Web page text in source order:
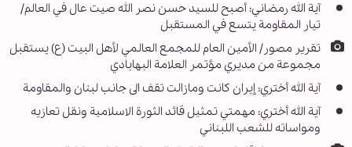
آية الله رمضاني: أصبح للسيد حسن نصر الله صيت عال في العالم/
تيار المقاومة يتسع في المستقبل
تقرير مصور/ الأمين العام للمجمع العالمي لأهل البيت (ع) يستقبل
مجموعة من مديري مؤتمر العلامة البهابادي
آية الله أختري: إيران كانت ومازالت تقف الى جانب لبنان والمقاومة
آية الله أختري: مهمتي تمثيل قائد الثورة الاسلامية ونقل تعازيه
ومواساته للشعب اللبناني